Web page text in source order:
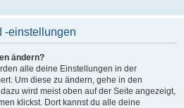
-einstellungen
ändern?
alle deine Einstellungen in der
Um diese zu ändern, gehe in den
wird meist oben auf der Seite angezeigt,
klickst. Dort kannst du alle deine